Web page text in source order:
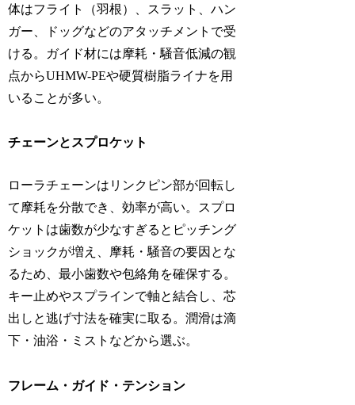
体はフライト（羽根）、スラット、ハン
ガー、ドッグなどのアタッチメントで受
ける。ガイド材には摩耗・騒音低減の観
点からUHMW-PEや硬質樹脂ライナを用
いることが多い。
チェーンとスプロケット
ローラチェーンはリンクピン部が回転し
て摩耗を分散でき、効率が高い。スプロ
ケットは歯数が少なすぎるとピッチング
ショックが増え、摩耗・騒音の要因とな
るため、最小歯数や包絡角を確保する。
キー止めやスプラインで軸と結合し、芯
出しと逃げ寸法を確実に取る。潤滑は滴
下・油浴・ミストなどから選ぶ。
フレーム・ガイド・テンション